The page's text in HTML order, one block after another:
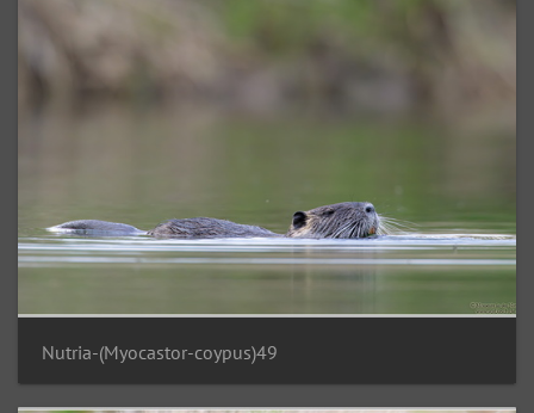
Nutria-(Myocastor-coypus)49